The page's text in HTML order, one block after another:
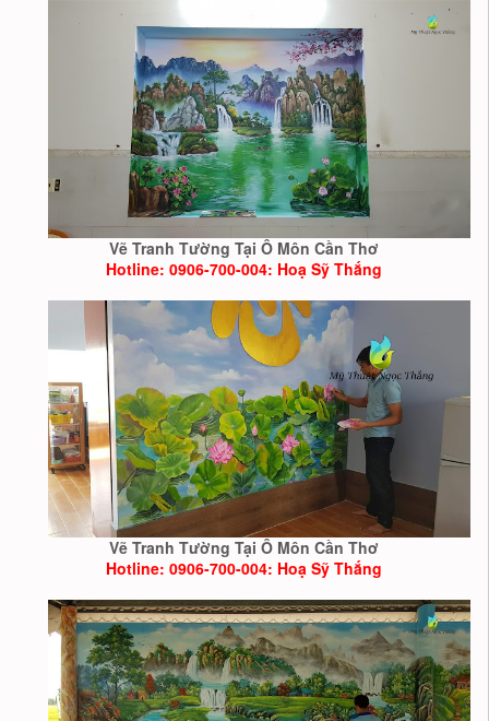
Vẽ Tranh Tường Tại Ô Môn Cần Thơ
Hotline: 0906-700-004: Hoạ Sỹ Thắng
Vẽ Tranh Tường Tại Ô Môn Cần Thơ
Hotline: 0906-700-004: Hoạ Sỹ Thắng